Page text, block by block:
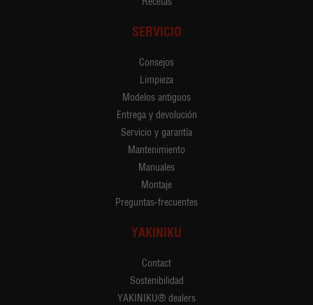
SERVICIO
Consejos
Limpieza
Modelos antiguos
Entrega y devolución
Servicio y garantía
Mantenimiento
Manuales
Montaje
Preguntas-frecuentes
YAKINIKU
Contact
Sostenibilidad
YAKINIKU® dealers